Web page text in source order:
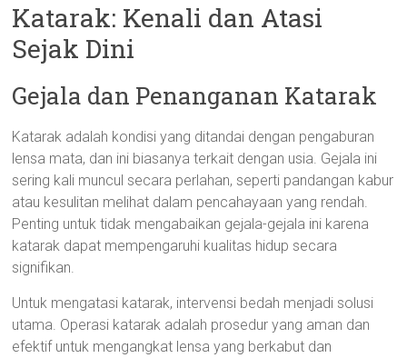
Katarak: Kenali dan Atasi
Sejak Dini
Gejala dan Penanganan Katarak
Katarak adalah kondisi yang ditandai dengan pengaburan
lensa mata, dan ini biasanya terkait dengan usia. Gejala ini
sering kali muncul secara perlahan, seperti pandangan kabur
atau kesulitan melihat dalam pencahayaan yang rendah.
Penting untuk tidak mengabaikan gejala-gejala ini karena
katarak dapat mempengaruhi kualitas hidup secara
signifikan.
Untuk mengatasi katarak, intervensi bedah menjadi solusi
utama. Operasi katarak adalah prosedur yang aman dan
efektif untuk mengangkat lensa yang berkabut dan